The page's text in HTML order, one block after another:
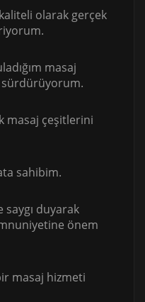
olarak gerçek
masaj
sürdürüyorum.
masaj çeşitlerini
sahibim.
saygı duyarak
önem
masaj hizmeti